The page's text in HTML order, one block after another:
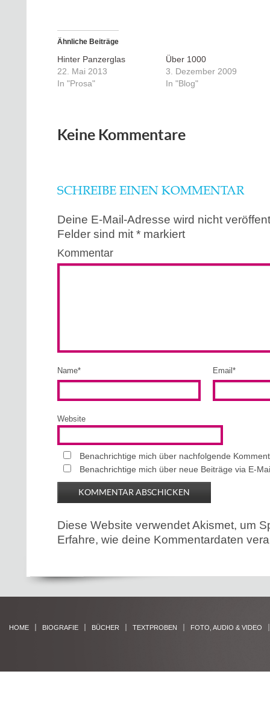
Ähnliche Beiträge
Hinter Panzerglas
22. Mai 2013
In "Prosa"
Über 1000
3. Dezember 2009
In "Blog"
Keine Kommentare
SCHREIBE EINEN KOMMENTAR
Deine E-Mail-Adresse wird nicht
Felder sind mit * markiert
Kommentar
Name* Email *
Website
Benachrichtige mich über nachfolgende
Benachrichtige mich über neue Beiträge via E-
Diese Website verwendet Akismet, um
Erfahre, wie deine Kommentardaten
HOME BIOGRAFIE BÜCHER TEXTPROBEN FOTO, AUDIO & VIDEO